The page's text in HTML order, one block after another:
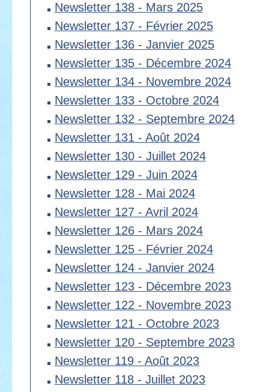
Newsletter 138 - Mars 2025
Newsletter 137 - Février 2025
Newsletter 136 - Janvier 2025
Newsletter 135 - Décembre 2024
Newsletter 134 - Novembre 2024
Newsletter 133 - Octobre 2024
Newsletter 132 - Septembre 2024
Newsletter 131 - Août 2024
Newsletter 130 - Juillet 2024
Newsletter 129 - Juin 2024
Newsletter 128 - Mai 2024
Newsletter 127 - Avril 2024
Newsletter 126 - Mars 2024
Newsletter 125 - Février 2024
Newsletter 124 - Janvier 2024
Newsletter 123 - Décembre 2023
Newsletter 122 - Novembre 2023
Newsletter 121 - Octobre 2023
Newsletter 120 - Septembre 2023
Newsletter 119 - Août 2023
Newsletter 118 - Juillet 2023